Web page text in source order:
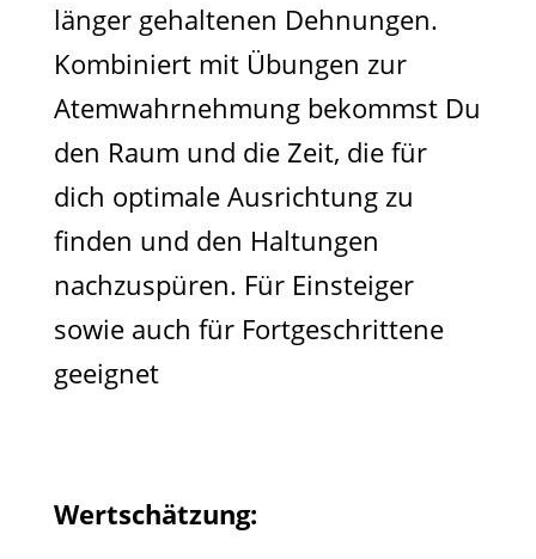
länger gehaltenen Dehnungen.
Kombiniert mit Übungen zur
Atemwahrnehmung bekommst Du
den Raum und die Zeit, die für
dich optimale Ausrichtung zu
finden und den Haltungen
nachzuspüren. Für Einsteiger
sowie auch für Fortgeschrittene
geeignet
Wertschätzung: